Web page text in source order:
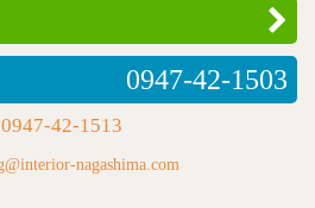
0947-42-1503
0947-42-1513
nagashima.com